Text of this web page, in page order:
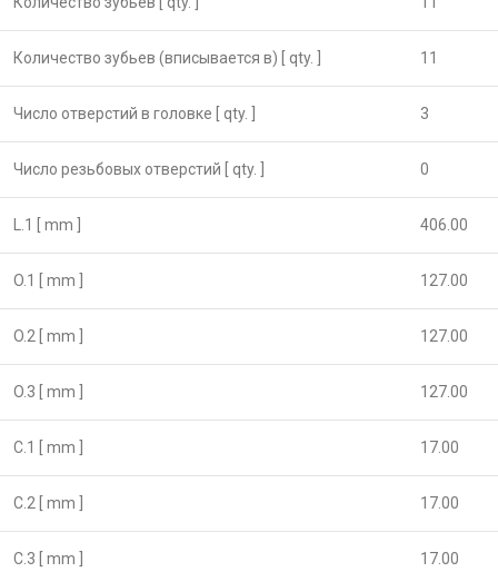
Количество зубьев (вписывается в) [ qty. ] 11
Число отверстий в головке [ qty. ] 3
Число резьбовых отверстий [ qty. ] 0
L.1 [ mm ] 406.00
O.1 [ mm ] 127.00
O.2 [ mm ] 127.00
O.3 [ mm ] 127.00
C.1 [ mm ] 17.00
C.2 [ mm ] 17.00
C.3 [ mm ] 17.00